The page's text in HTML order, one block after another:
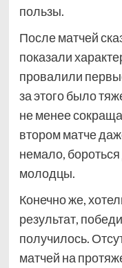
пользы.
После матчей
показали
провалили
за этого было
не менее
втором матче
немало,
молодцы.
Конечно же,
результат,
получилось.
матчей на